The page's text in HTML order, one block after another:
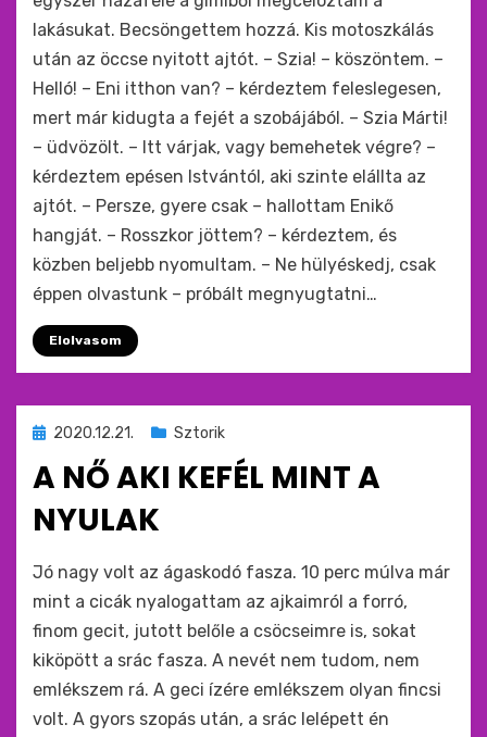
lakásukat. Becsöngettem hozzá. Kis motoszkálás
után az öccse nyitott ajtót. – Szia! – köszöntem. –
Helló! – Eni itthon van? – kérdeztem feleslegesen,
mert már kidugta a fejét a szobájából. – Szia Márti!
– üdvözölt. – Itt várjak, vagy bemehetek végre? –
kérdeztem epésen Istvántól, aki szinte elállta az
ajtót. – Persze, gyere csak – hallottam Enikő
hangját. – Rosszkor jöttem? – kérdeztem, és
közben beljebb nyomultam. – Ne hülyéskedj, csak
éppen olvastunk – próbált megnyugtatni…
Elolvasom
Beküldve
:
2020.12.21. Sztorik
A NŐ AKI KEFÉL MINT A
NYULAK
monkey
Jó nagy volt az ágaskodó fasza. 10 perc múlva már
mint a cicák nyalogattam az ajkaimról a forró,
finom gecit, jutott belőle a csöcseimre is, sokat
kiköpött a srác fasza. A nevét nem tudom, nem
emlékszem rá. A geci ízére emlékszem olyan fincsi
volt. A gyors szopás után, a srác lelépett én